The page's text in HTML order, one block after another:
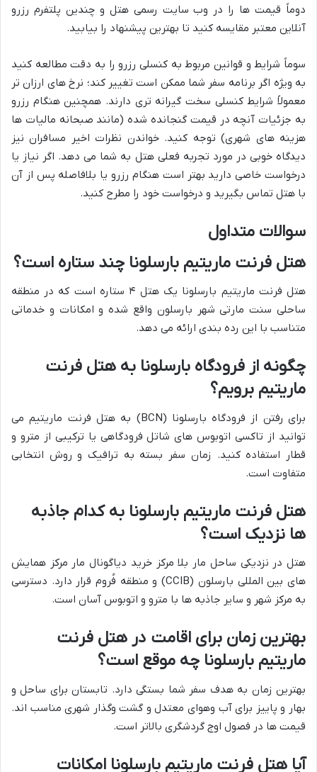
دوماً قیمت ها را در وب سایت رسمی هتل و چندین پلتفرم رزرو
آنلاین معتبر مقایسه کنید تا بهترین پیشنهاد را بیابید.
سوماً شرایط و قوانین مربوط به کنسلی رزرو را به دقت مطالعه کنید
به ویژه اگر برنامه سفر شما ممکن است تغییر کند؛ نرخ های ارزان تر
معمولاً شرایط کنسلی سخت گیرانه تری دارند. همچنین هنگام رزرو
به جزئیات آنچه در قیمت گنجانده شده (مانند صبحانه مالیات ها
هزینه های شهری) توجه کنید. خواندن نظرات اخیر مسافران نیز
دیدگاه خوبی در مورد تجربه فعلی هتل به شما می دهد. اگر نیاز یا
درخواست خاصی دارید بهتر است هنگام رزرو یا بلافاصله پس از آن
با هتل تماس بگیرید و درخواست خود را مطرح کنید.
سوالات متداول
هتل فرنت ماریتیم بارسلونا چند ستاره است؟
هتل فرنت ماریتیم بارسلونا یک هتل ۴ ستاره است که در منطقه
ساحلی سنت مارتی شهر بارسلون واقع شده و امکانات و خدماتی
متناسب با این رده بندی ارائه می دهد.
چگونه از فرودگاه بارسلونا به هتل فرنت
ماریتیم برویم؟
برای رفتن از فرودگاه بارسلونا (BCN) به هتل فرنت ماریتیم می
توانید از تاکسی اتوبوس های شاتل فرودگاهی یا ترکیبی از مترو و
قطار استفاده کنید. زمان سفر بسته به ترافیک و روش انتخابی
متفاوت است.
هتل فرنت ماریتیم بارسلونا به کدام جاذبه
ها نزدیک است؟
هتل در نزدیکی ساحل مار بلا مرکز خرید دیاگونال مار مرکز همایش
های بین المللی بارسلون (CCIB) و منطقه فُروم قرار دارد. دسترسی
به مرکز شهر و سایر جاذبه ها با مترو و اتوبوس آسان است.
بهترین زمان برای اقامت در هتل فرنت
ماریتیم بارسلونا چه موقع است؟
بهترین زمان به هدف سفر شما بستگی دارد. تابستان برای ساحل و
بهار و پاییز برای آب وهوای معتدل و گشت وگذار شهری مناسب اند.
قیمت ها در فصول اوج گردشگری بالاتر است.
آیا هتل فرنت ماریتیم بارسلونا امکانات